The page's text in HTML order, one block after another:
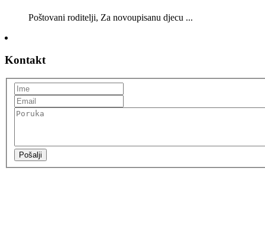
Poštovani roditelji, Za novoupisanu djecu ...
Kontakt